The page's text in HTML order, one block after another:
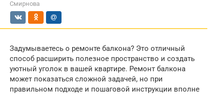
Смирнова
Задумываетесь о ремонте балкона? Это отличный
способ расширить полезное пространство и создать
уютный уголок в вашей квартире. Ремонт балкона
может показаться сложной задачей, но при
правильном подходе и пошаговой инструкции вполне